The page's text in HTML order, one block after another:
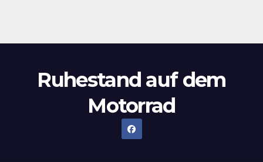
Ruhestand auf dem
Motorrad